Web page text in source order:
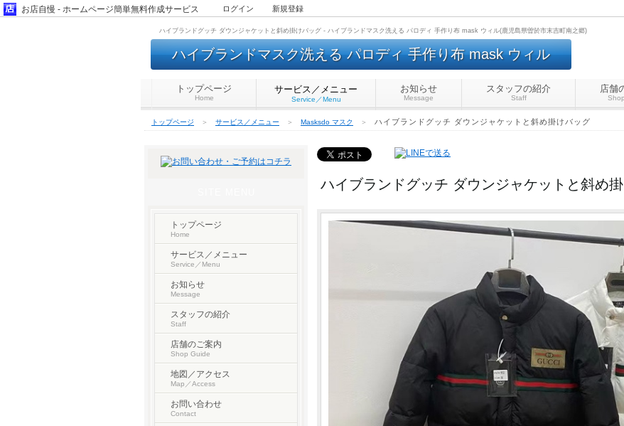
お店自慢 - ホームページ簡単無料作成サービス ログイン 新規登録
ハイブランドグッチ ダウンジャケットと斜め掛けバッグ - ハイブランドマスク洗える パロディ 手作り布 mask ウィル(鹿児島県曽於市末吉町南之郷)
ハイブランドマスク洗える パロディ 手作り布 mask ウィル
トップページ
Home
サービス／メニュー
Service／Menu
お知らせ
Message
スタッフの紹介
Staff
店舗
トップページ ＞ サービス／メニュー ＞ Masksdo マスク ＞ ハイブランドグッチ ダウンジャケットと斜め掛けバッグ
ハイブランドグッチ ダウンジャケットと斜め
トップページ
Home
サービス／メニュー
Service／Menu
お知らせ
Message
スタッフの紹介
Staff
店舗のご案内
Shop Guide
地図／アクセス
Map／Access
お問い合わせ
Contact